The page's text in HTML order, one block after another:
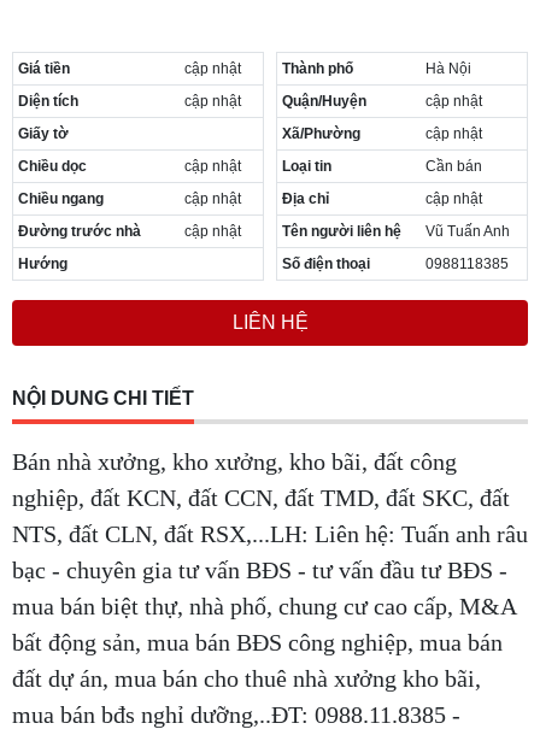
Giá tiền
cập nhật
Diện tích
cập nhật
Giấy tờ
Chiều dọc
cập nhật
Chiều ngang
cập nhật
Đường trước nhà
cập nhật
Hướng
Thành phố
Hà Nội
Quận/Huyện
cập nhật
Xã/Phường
cập nhật
Loại tin
Cần bán
Địa chỉ
cập nhật
Tên người liên hệ
Vũ Tuấn Anh
Số điện thoại
0988118385
LIÊN HỆ
NỘI DUNG CHI TIẾT
Bán nhà xưởng, kho xưởng, kho bãi, đất công
nghiệp, đất KCN, đất CCN, đất TMD, đất SKC, đất
NTS, đất CLN, đất RSX,...LH: Liên hệ: Tuấn anh râu
bạc - chuyên gia tư vấn BĐS - tư vấn đầu tư BĐS -
mua bán biệt thự, nhà phố, chung cư cao cấp, M&A
bất động sản, mua bán BĐS công nghiệp, mua bán
đất dự án, mua bán cho thuê nhà xưởng kho bãi,
mua bán bđs nghỉ dưỡng,..ĐT: 0988.11.8385 -